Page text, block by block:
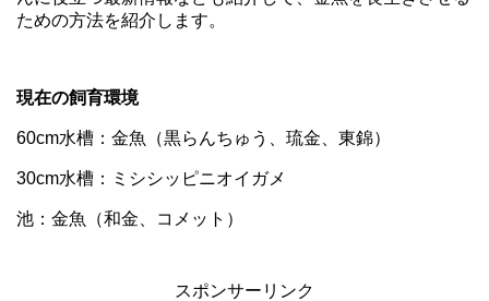
ための方法を紹介します。
現在の飼育環境
60cm水槽：金魚（黒らんちゅう、琉金、東錦）
30cm水槽：ミシシッピニオイガメ
池：金魚（和金、コメット）
スポンサーリンク